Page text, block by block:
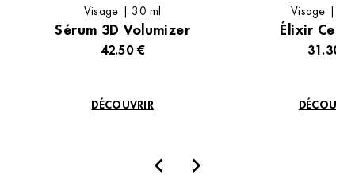
Visage | 30 ml
Sérum 3D Volumizer
42.50 €
DÉCOUVRIR
Visage | 30
Élixir Cell
31.30 €